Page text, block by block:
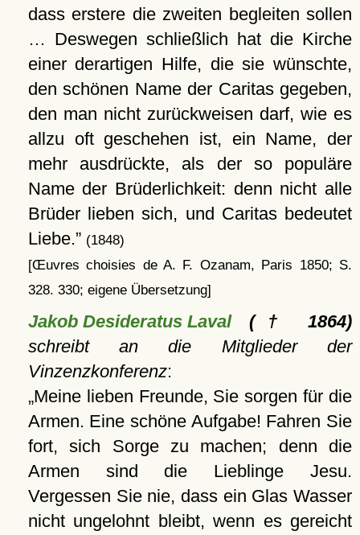
dass erstere die zweiten begleiten sollen
… Deswegen schließlich hat die Kirche
einer derartigen Hilfe, die sie wünschte,
den schönen Name der Caritas gegeben,
den man nicht zurückweisen darf, wie es
allzu oft geschehen ist, ein Name, der
mehr ausdrückte, als der so populäre
Name der Brüderlichkeit: denn nicht alle
Brüder lieben sich, und Caritas bedeutet
Liebe.
(1848)
[Œuvres choisies de A. F. Ozanam, Paris 1850; S.
328. 330; eigene Übersetzung]
Jakob Desideratus Laval(† 1864)
schreibt an die Mitglieder der
Vinzenzkonferenz:
Meine lieben Freunde, Sie sorgen für die
Armen. Eine schöne Aufgabe! Fahren Sie
fort, sich Sorge zu machen; denn die
Armen sind die Lieblinge Jesu.
Vergessen Sie nie, dass ein Glas Wasser
nicht ungelohnt bleibt, wenn es gereicht